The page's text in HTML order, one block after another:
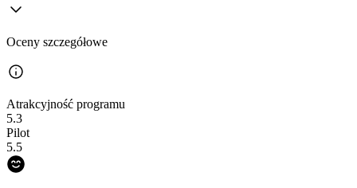
Oceny szczegółowe
Atrakcyjność programu
5.3
Pilot
5.5